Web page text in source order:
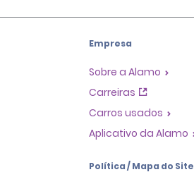
Empresa
Sobre a Alamo
Carreiras
Carros usados
Aplicativo da Alamo
Política / Mapa do Site